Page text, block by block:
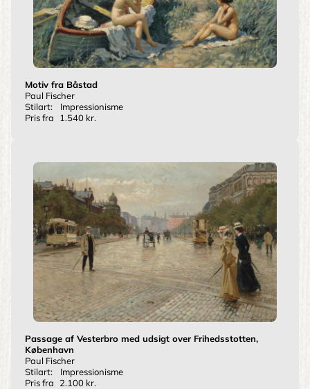
Motiv fra Båstad
Paul Fischer
Stilart:
Impressionisme
Pris fra
1.540 kr.
Passage af Vesterbro med udsigt over Frihedsstotten,
København
Paul Fischer
Stilart:
Impressionisme
Pris fra
2.100 kr.